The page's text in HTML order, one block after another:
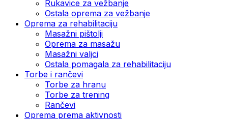
Rukavice za vežbanje
Ostala oprema za vežbanje
Oprema za rehabilitaciju
Masažni pištolji
Oprema za masažu
Masažni valjci
Ostala pomagala za rehabilitaciju
Torbe i rančevi
Torbe za hranu
Torbe za trening
Rančevi
Oprema prema aktivnosti